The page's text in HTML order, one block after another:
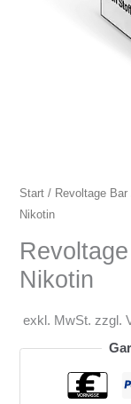
Start / Revoltage Bar
Nikotin
Nikotin
exkl. MwSt. zzgl.